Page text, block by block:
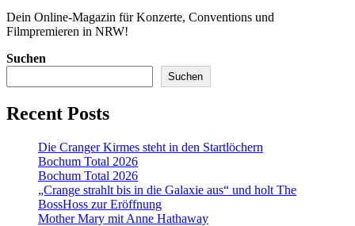
Magic
Dein Online-Magazin für Konzerte, Conventions und
Filmpremieren in NRW!
Suchen
Suchen
Recent Posts
Die Cranger Kirmes steht in den Startlöchern
Bochum Total 2026
Bochum Total 2026
„Crange strahlt bis in die Galaxie aus“ und holt The
BossHoss zur Eröffnung
Mother Mary mit Anne Hathaway